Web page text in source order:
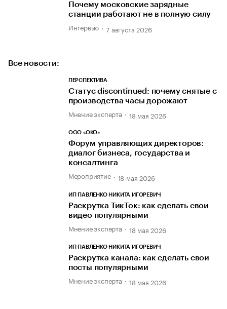
Почему московские зарядные
станции работают не в полную силу
Интервью 7 августа 2026
Все новости:
ПЕРСПЕКТИВА
Статус discontinued: почему снятые с
производства часы дорожают
Мнение эксперта 18 мая 2026
ООО «ОКО»
Форум управляющих директоров:
диалог бизнеса, государства и
консалтинга
Мероприятие 18 мая 2026
ИП ПАВЛЕНКО НИКИТА ИГОРЕВИЧ
Раскрутка ТикТок: как сделать свои
видео популярными
Мнение эксперта 18 мая 2026
ИП ПАВЛЕНКО НИКИТА ИГОРЕВИЧ
Раскрутка канала: как сделать свои
посты популярными
Мнение эксперта 18 мая 2026